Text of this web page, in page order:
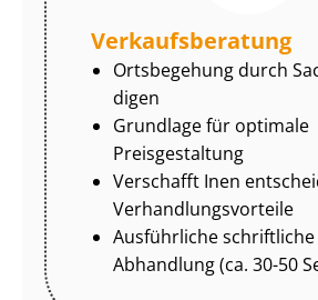
Ver­kaufs­be­ra­tung
Ortsbegehung durch
di­gen
Grundlage für optimale
Preisgestaltung
Verschafft Inen
Ver­hand­lungs­vor­tei­le
Ausführliche schriftliche
Abhandlung (ca. 30-50